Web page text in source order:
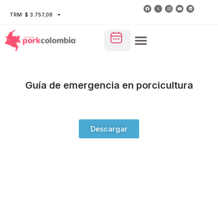
TRM: $ 3.757,08
Guía de emergencia en porcicultura
Descargar